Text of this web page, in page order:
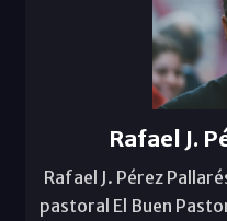
Rafael J.
Rafael J. Pérez
pastoral El Buen